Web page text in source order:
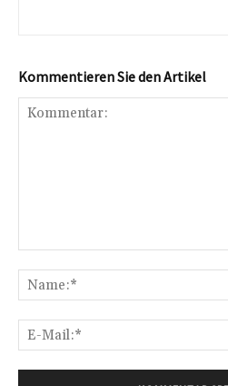
Kommentieren Sie den Artikel